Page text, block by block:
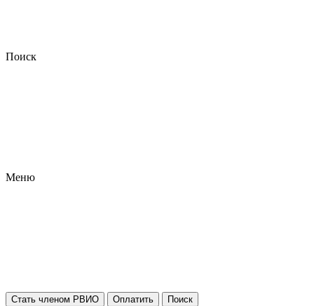
Поиск
Меню
Стать членом РВИО Оплатить Поиск